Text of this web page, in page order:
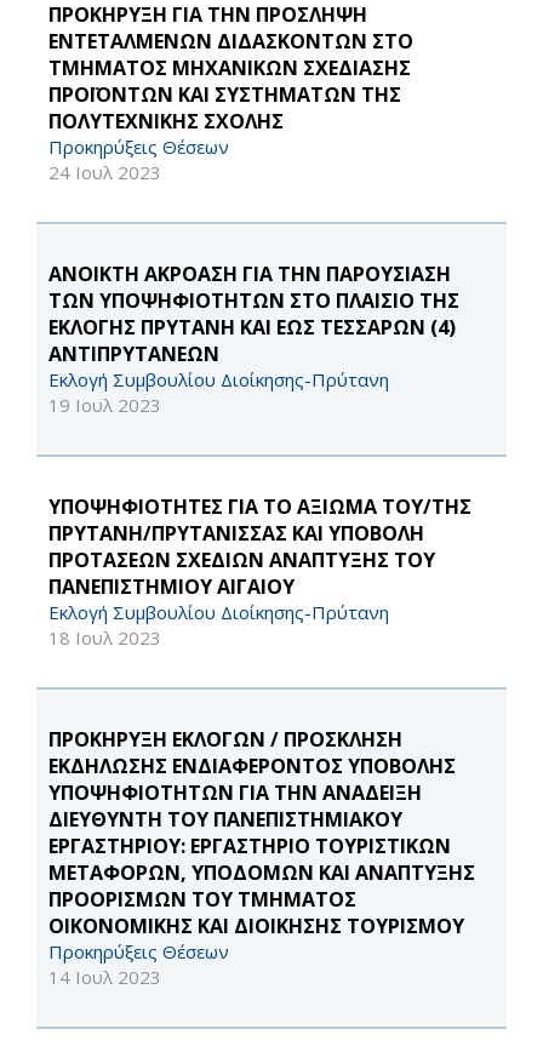
ΠΡΟΚΗΡΥΞΗ ΓΙΑ ΤΗΝ ΠΡΟΣΛΗΨΗ
ΕΝΤΕΤΑΛΜΕΝΩΝ ΔΙΔΑΣΚΟΝΤΩΝ ΣΤΟ
ΤΜΗΜΑΤΟΣ ΜΗΧΑΝΙΚΩΝ ΣΧΕΔΙΑΣΗΣ
ΠΡΟΪΟΝΤΩΝ ΚΑΙ ΣΥΣΤΗΜΑΤΩΝ ΤΗΣ
ΠΟΛΥΤΕΧΝΙΚΗΣ ΣΧΟΛΗΣ
Προκηρύξεις Θέσεων
24 Ιουλ 2023
ΑΝΟΙΚΤΗ ΑΚΡΟΑΣΗ ΓΙΑ ΤΗΝ ΠΑΡΟΥΣΙΑΣΗ
ΤΩΝ ΥΠΟΨΗΦΙΟΤΗΤΩΝ ΣΤΟ ΠΛΑΙΣΙΟ ΤΗΣ
ΕΚΛΟΓΗΣ ΠΡΥΤΑΝΗ ΚΑΙ ΕΩΣ ΤΕΣΣΑΡΩΝ (4)
ΑΝΤΙΠΡΥΤΑΝΕΩΝ
Εκλογή Συμβουλίου Διοίκησης-Πρύτανη
19 Ιουλ 2023
ΥΠΟΨΗΦΙΟΤΗΤΕΣ ΓΙΑ ΤΟ ΑΞΙΩΜΑ ΤΟΥ/ΤΗΣ
ΠΡΥΤΑΝΗ/ΠΡΥΤΑΝΙΣΣΑΣ ΚΑΙ ΥΠΟΒΟΛΗ
ΠΡΟΤΑΣΕΩΝ ΣΧΕΔΙΩΝ ΑΝΑΠΤΥΞΗΣ ΤΟΥ
ΠΑΝΕΠΙΣΤΗΜΙΟΥ ΑΙΓΑΙΟΥ
Εκλογή Συμβουλίου Διοίκησης-Πρύτανη
18 Ιουλ 2023
ΠΡΟΚΗΡΥΞΗ ΕΚΛΟΓΩΝ / ΠΡΟΣΚΛΗΣΗ
ΕΚΔΗΛΩΣΗΣ ΕΝΔΙΑΦΕΡΟΝΤΟΣ ΥΠΟΒΟΛΗΣ
ΥΠΟΨΗΦΙΟΤΗΤΩΝ ΓΙΑ ΤΗΝ ΑΝΑΔΕΙΞΗ
ΔΙΕΥΘΥΝΤΗ ΤΟΥ ΠΑΝΕΠΙΣΤΗΜΙΑΚΟΥ
ΕΡΓΑΣΤΗΡΙΟΥ: ΕΡΓΑΣΤΗΡΙΟ ΤΟΥΡΙΣΤΙΚΩΝ
ΜΕΤΑΦΟΡΩΝ, ΥΠΟΔΟΜΩΝ ΚΑΙ ΑΝΑΠΤΥΞΗΣ
ΠΡΟΟΡΙΣΜΩΝ ΤΟΥ ΤΜΗΜΑΤΟΣ
ΟΙΚΟΝΟΜΙΚΗΣ ΚΑΙ ΔΙΟΙΚΗΣΗΣ ΤΟΥΡΙΣΜΟΥ
Προκηρύξεις Θέσεων
14 Ιουλ 2023